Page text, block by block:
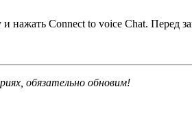
Connect to voice Chat. Перед
обязательно обновим!